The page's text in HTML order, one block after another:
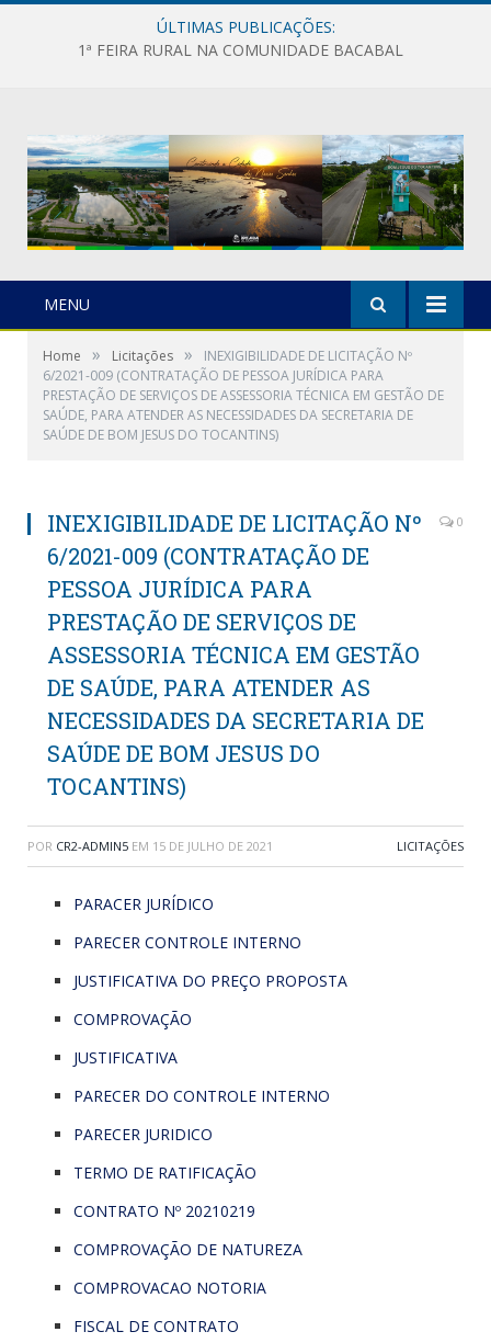
ÚLTIMAS PUBLICAÇÕES:
1ª FEIRA RURAL NA COMUNIDADE BACABAL
MENU
Home » Licitações »
INEXIGIBILIDADE DE LICITAÇÃO Nº
6/2021-009 (CONTRATAÇÃO DE PESSOA JURÍDICA PARA
PRESTAÇÃO DE SERVIÇOS DE ASSESSORIA TÉCNICA EM GESTÃO DE
SAÚDE, PARA ATENDER AS NECESSIDADES DA SECRETARIA DE
SAÚDE DE BOM JESUS DO TOCANTINS)
INEXIGIBILIDADE DE LICITAÇÃO Nº
6/2021-009 (CONTRATAÇÃO DE
PESSOA JURÍDICA PARA
PRESTAÇÃO DE SERVIÇOS DE
ASSESSORIA TÉCNICA EM GESTÃO
DE SAÚDE, PARA ATENDER AS
NECESSIDADES DA SECRETARIA DE
SAÚDE DE BOM JESUS DO
TOCANTINS)
0
POR CR2-ADMIN5 EM 15 DE JULHO DE 2021 LICITAÇÕES
PARACER JURÍDICO
PARECER CONTROLE INTERNO
JUSTIFICATIVA DO PREÇO PROPOSTA
COMPROVAÇÃO
JUSTIFICATIVA
PARECER DO CONTROLE INTERNO
PARECER JURIDICO
TERMO DE RATIFICAÇÃO
CONTRATO Nº 20210219
COMPROVAÇÃO DE NATUREZA
COMPROVACAO NOTORIA
FISCAL DE CONTRATO